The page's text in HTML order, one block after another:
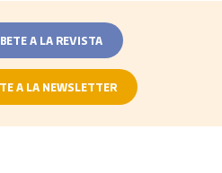
A LA REVISTA
A LA NEWSLETTER